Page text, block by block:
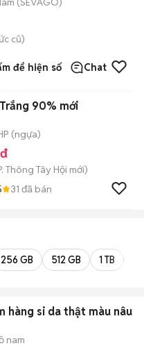
cũ)
để hiện số Chat
90% mới
(ngựa)
Thông Tây Hội mới)
31 đã bán
256 GB 512 GB 1 TB
hàng si da thật màu nâu
nam